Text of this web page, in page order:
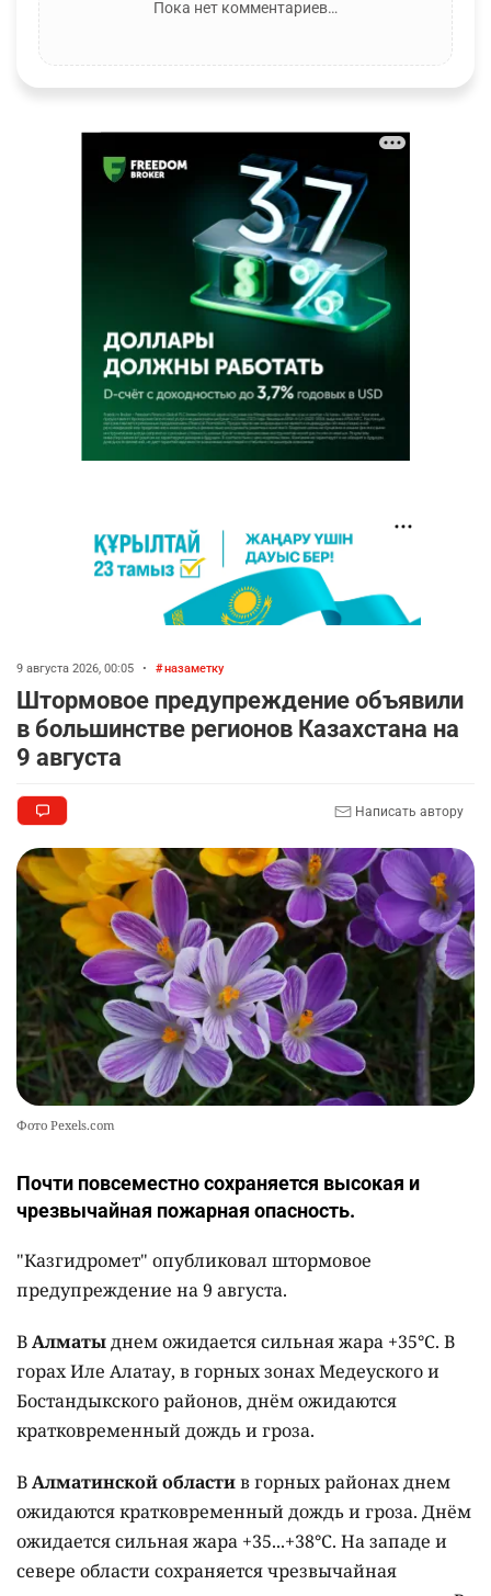
Пока нет комментариев…
9 августа 2026, 00:05 • назаметку
Штормовое предупреждение объявили
в большинстве регионов Казахстана на
9 августа
Написать автору
Фото Pexels.com
Почти повсеместно сохраняется высокая и
чрезвычайная пожарная опасность.
"Казгидромет" опубликовал штормовое
предупреждение на 9 августа.
ВАлматыднем ожидается сильная жара +35°C. В
горах Иле Алатау, в горных зонах Медеуского и
Бостандыкского районов, днём ожидаются
кратковременный дождь и гроза.
ВАлматинской областив горных районах днем
ожидаются кратковременный дождь и гроза. Днём
ожидается сильная жара +35...+38°C. На западе и
севере области сохраняется чрезвычайная